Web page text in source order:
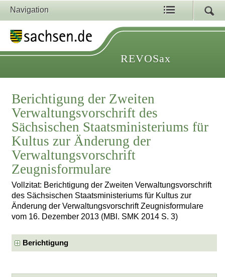
Navigation
REVOSax
Berichtigung der Zweiten
Verwaltungsvorschrift des
Sächsischen Staatsministeriums für
Kultus zur Änderung der
Verwaltungsvorschrift
Zeugnisformulare
Vollzitat: Berichtigung der Zweiten Verwaltungsvorschrift
des Sächsischen Staatsministeriums für Kultus zur
Änderung der Verwaltungsvorschrift Zeugnisformulare
vom 16. Dezember 2013 (MBl. SMK 2014 S. 3)
Berichtigung